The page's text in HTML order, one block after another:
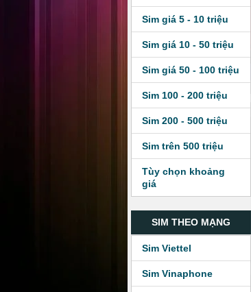
Sim giá 5 - 10 triệu
Sim giá 10 - 50 triệu
Sim giá 50 - 100 triệu
Sim 100 - 200 triệu
Sim 200 - 500 triệu
Sim trên 500 triệu
Tùy chọn khoảng
giá
SIM THEO MẠNG
Sim Viettel
Sim Vinaphone